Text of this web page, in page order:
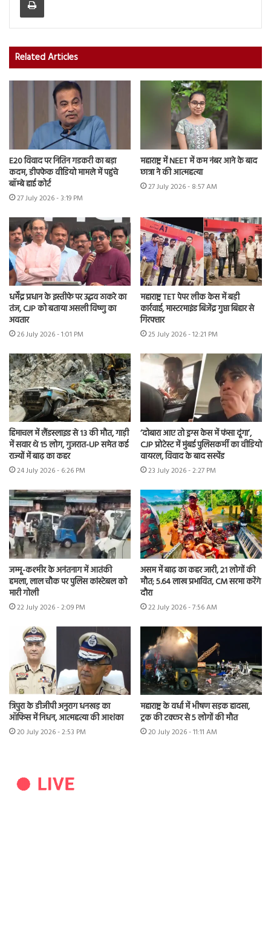
Related Articles
E20 विवाद पर नितिन गडकरी का बड़ा
कदम, डीपफेक वीडियो मामले में पहुंचे
बॉम्बे हाई कोर्ट
27 July 2026 - 3:19 PM
महाराष्ट्र में NEET में कम नंबर आने के बाद
छात्रा ने की आत्महत्या
27 July 2026 - 8:57 AM
धर्मेंद्र प्रधान के इस्तीफे पर उद्धव ठाकरे का
तंज, CJP को बताया असली विष्णु का
अवतार
26 July 2026 - 1:01 PM
महाराष्ट्र TET पेपर लीक केस में बड़ी
कार्रवाई, मास्टरमाइंड बिजेंद्र गुप्ता बिहार से
गिरफ्तार
25 July 2026 - 12:21 PM
हिमाचल में लैंडस्लाइड से 13 की मौत, गाड़ी
में सवार थे 15 लोग, गुजरात-UP समेत कई
राज्यों में बाढ़ का कहर
24 July 2026 - 6:26 PM
‘दोबारा आए तो ड्रग्स केस में फंसा दूंगा’,
CJP प्रोटेस्ट में मुंबई पुलिसकर्मी का वीडियो
वायरल, विवाद के बाद सस्पेंड
23 July 2026 - 2:27 PM
जम्मू-कश्मीर के अनंतनाग में आतंकी
हमला, लाल चौक पर पुलिस कांस्टेबल को
मारी गोली
22 July 2026 - 2:09 PM
असम में बाढ़ का कहर जारी, 21 लोगों की
मौत; 5.64 लाख प्रभावित, CM सरमा करेंगे
दौरा
22 July 2026 - 7:56 AM
त्रिपुरा के डीजीपी अनुराग धनखड़ का
ऑफिस में निधन, आत्महत्या की आशंका
20 July 2026 - 2:53 PM
महाराष्ट्र के वर्धा में भीषण सड़क हादसा,
ट्रक की टक्कर से 5 लोगों की मौत
20 July 2026 - 11:11 AM